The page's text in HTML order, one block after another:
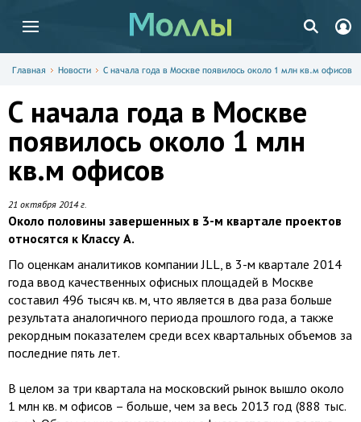
Главная Новости С начала года в Москве появилось около 1 млн кв.м офисов
С начала года в Москве
появилось около 1 млн
кв.м офисов
21 октября 2014 г.
Около половины завершенных в 3-м квартале проектов
относятся к Классу А.
По оценкам аналитиков компании JLL, в 3-м квартале 2014
года ввод качественных офисных площадей в Москве
составил 496 тысяч кв. м, что является в два раза больше
результата аналогичного периода прошлого года, а также
рекордным показателем среди всех квартальных объемов за
последние пять лет.
В целом за три квартала на московский рынок вышло около
1 млн кв. м офисов – больше, чем за весь 2013 год (888 тыс.